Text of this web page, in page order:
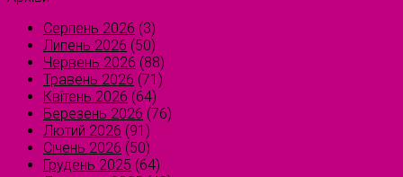
Серпень 2026 (3)
Липень 2026 (50)
Червень 2026 (88)
Травень 2026 (71)
Квітень 2026 (64)
Березень 2026 (76)
Лютий 2026 (91)
Січень 2026 (50)
Грудень 2025 (64)